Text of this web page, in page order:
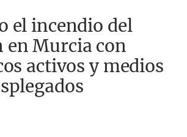
el incendio del
en Murcia con
activos y medios